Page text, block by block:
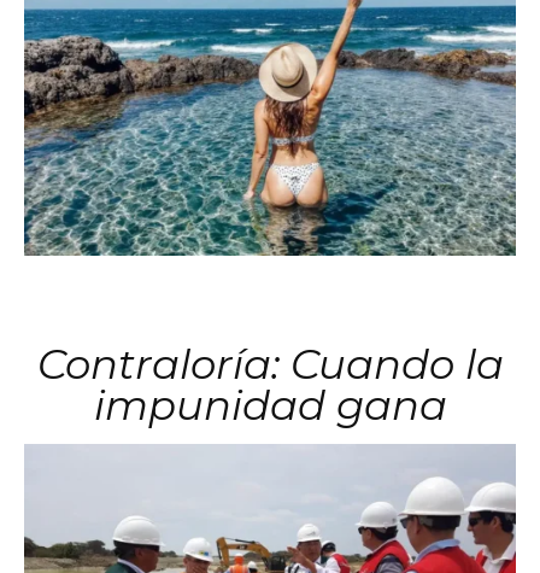
Contraloría: Cuando la
impunidad gana